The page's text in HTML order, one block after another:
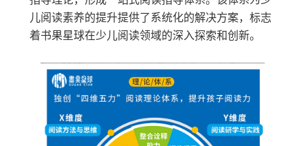
儿阅读素养的提升提供了系统化的解决方案，标志
着书果星球在少儿阅读领域的深入探索和创新。